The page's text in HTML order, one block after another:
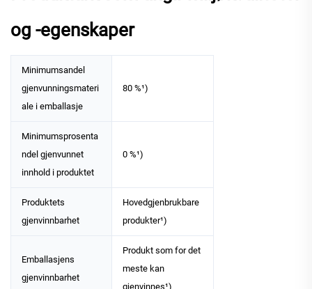
og -egenskaper
Minimumsandel
gjenvunningsmateri
ale i emballasje
80 %¹)
Minimumsprosenta
ndel gjenvunnet
innhold i produktet
0 %¹)
Produktets
gjenvinnbarhet
Hovedgjenbrukbare
produkter¹)
Emballasjens
gjenvinnbarhet
Produkt som for det
meste kan
gjenvinnes¹)